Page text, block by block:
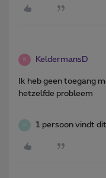
K KeldermansD
Ik heb geen toegang
hetzelfde probleem
G 1 persoon vindt